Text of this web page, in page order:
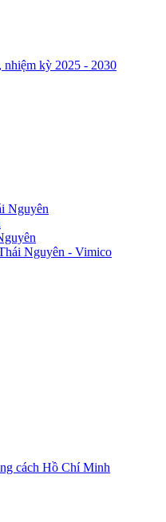
kỳ 2025 - 2030
Nguyên
Nguyên - Vimico
cách Hồ Chí Minh